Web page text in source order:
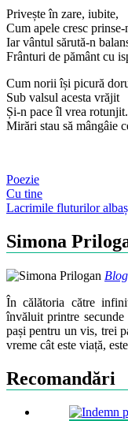
Privește în zare, iubite,
Cum apele cresc prinse-
Iar vântul sărută-n
Frânturi de pământ cu
Cum norii își picură
Sub valsul acesta vrăjit
Și-n pace îl vrea rotunjit.
Mirări stau să mângâie
Poezie
Post
navigation
Cu tine
Lacrimile fluturilor
Simona
Blog
În călătoria către
învăluit printre
pași pentru un vis, trei
vreme cât este viață,
Recomandări